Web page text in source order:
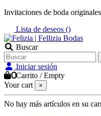
Invitaciones de boda originales
Lista de deseos ()
Buscar
Iniciar sesión
0Carrito /Empty
Your cart
×
No hay más artículos en su